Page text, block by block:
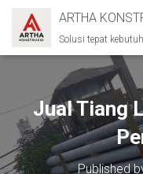
ARTHA
Solusi tepat
Jual Tiang
Published